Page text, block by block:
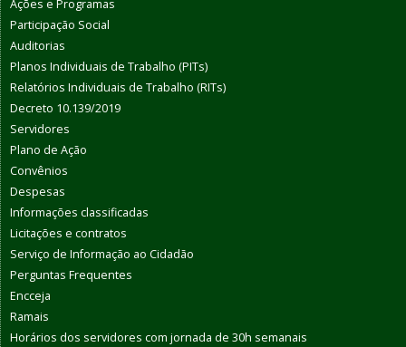
Ações e Programas
Participação Social
Auditorias
Planos Individuais de Trabalho (PITs)
Relatórios Individuais de Trabalho (RITs)
Decreto 10.139/2019
Servidores
Plano de Ação
Convênios
Despesas
Informações classificadas
Licitações e contratos
Serviço de Informação ao Cidadão
Perguntas Frequentes
Encceja
Ramais
Horários dos servidores com jornada de 30h semanais